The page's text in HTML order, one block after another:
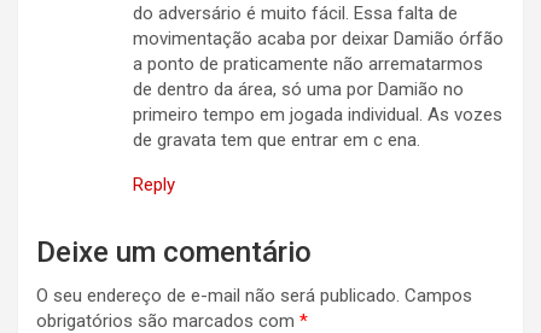
do adversário é muito fácil. Essa falta de
movimentação acaba por deixar Damião órfão
a ponto de praticamente não arrematarmos
de dentro da área, só uma por Damião no
primeiro tempo em jogada individual. As vozes
de gravata tem que entrar em c ena.
Reply
Deixe um comentário
O seu endereço de e-mail não será publicado. Campos
obrigatórios são marcados com *